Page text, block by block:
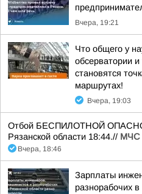
Вчера, 19:21
Что общего у
обсерватории
становятся
маршрутах!
Вчера, 19:03
Отбой БЕСПИЛОТНОЙ
Рязанской области 18:44.// МЧС
Вчера, 18:46
Зарплаты
разнорабочих